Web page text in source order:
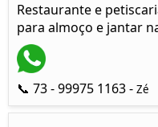
Restaurante e
para almoço e jantar
📞 73 - 99975 1163 - Zé